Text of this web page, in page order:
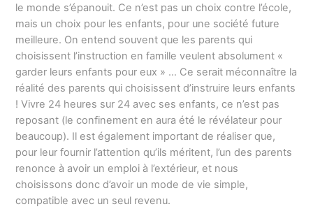
le monde s’épanouit. Ce n’est pas un choix contre l’école,
mais un choix pour les enfants, pour une société future
meilleure. On entend souvent que les parents qui
choisissent l’instruction en famille veulent absolument «
garder leurs enfants pour eux » … Ce serait méconnaître la
réalité des parents qui choisissent d’instruire leurs enfants
! Vivre 24 heures sur 24 avec ses enfants, ce n’est pas
reposant (le confinement en aura été le révélateur pour
beaucoup). Il est également important de réaliser que,
pour leur fournir l’attention qu’ils méritent, l’un des parents
renonce à avoir un emploi à l’extérieur, et nous
choisissons donc d’avoir un mode de vie simple,
compatible avec un seul revenu.